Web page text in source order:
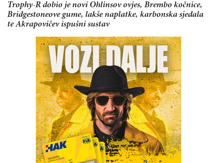
Trophy-R dobio je novi Ohlinsov ovjes, Brembo kočnice,
Bridgestoneove gume, lakše naplatke, karbonska sjedala
te Akrapovičev ispušni sustav